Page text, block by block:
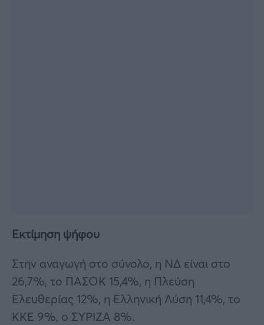
Εκτίμηση ψήφου
Στην αναγωγή στο σύνολο, η ΝΔ είναι στο
26,7%, το ΠΑΣΟΚ 15,4%, η Πλεύση
Ελευθερίας 12%, η Ελληνική Λύση 11,4%, το
ΚΚΕ 9%, ο ΣΥΡΙΖΑ 8%.